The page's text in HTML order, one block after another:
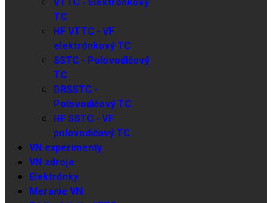
TC
HF VTTC - VF
elektrónkový TC
SSTC - Polovodičový
TC
DRSSTC -
Polovodičový TC
HF SSTC - VF
polovodičový TC
VN experimenty
VN zdroje
Elektrónky
Meranie VN